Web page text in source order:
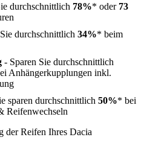
durchschnittlich 78%* oder 73
durchschnittlich 34%* beim
- Sparen Sie durchschnittlich
Anhängerkupplungen inkl.
sparen durchschnittlich 50%* bei
Reifenwechseln
der Reifen Ihres Dacia